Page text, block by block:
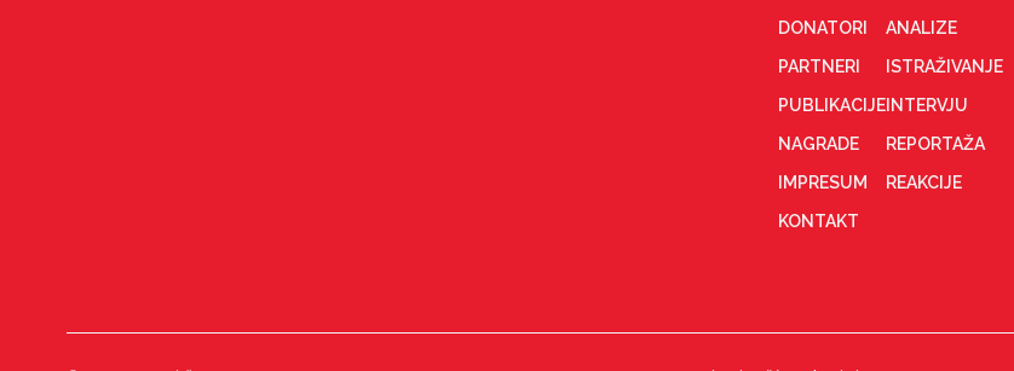
DONATORI
PARTNERI
PUBLIKACIJE
NAGRADE
IMPRESUM
KONTAKT
ANALIZE
ISTRAŽIVANJE
INTERVJU
REPORTAŽA
REAKCIJE